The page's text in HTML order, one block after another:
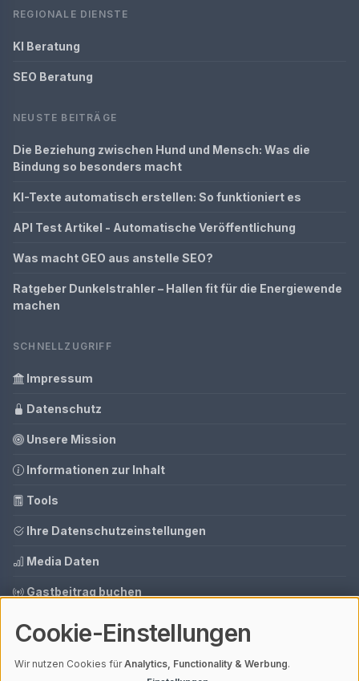
REGIONALE DIENSTE
KI Beratung
SEO Beratung
NEUSTE BEITRÄGE
Die Beziehung zwischen Hund und Mensch: Was die
Bindung so besonders macht
KI-Texte automatisch erstellen: So funktioniert es
API Test Artikel - Automatische Veröffentlichung
Was macht GEO aus anstelle SEO?
Ratgeber Dunkelstrahler – Hallen fit für die Energiewende
machen
SCHNELLZUGRIFF
Impressum
Datenschutz
Unsere Mission
Informationen zur Inhalt
Tools
Ihre Datenschutzeinstellungen
Media Daten
Gastbeitrag buchen
Mit einemⓘ Affiliate-Linkgekennzeichnete Links unterstützen unsere
Cookie-Einstellungen
Wir nutzen Cookies fürAnalytics, Functionality & Werbung.